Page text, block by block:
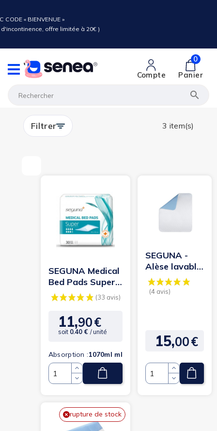
CODE « BIENVENUE »
offre limitée à 20€ )

Compte
0
Panier
Filtrer 3 item(s)
SEGUNA Medical
Bed Pads Super -
Alèse jetable
60x90cm
Prix
11,90€
soit 0.40 € / unité
Absorption :1070ml ml
Quantité
SEGUNA -
Alèse lavable
- 75 x 90 cm
(4 avis)
Prix
15,00€
Quantité
rupture de stock